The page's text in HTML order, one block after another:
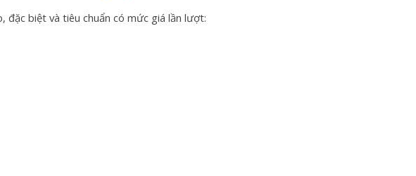
đặc biệt và tiêu chuẩn có mức giá lần lượt: